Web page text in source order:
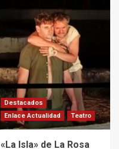
Destacados
Enlace Actualidad
Teatro
«La Isla» de La Rosa